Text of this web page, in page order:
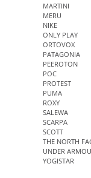
MARTINI
MERU
NIKE
ONLY PLAY
ORTOVOX
PATAGONIA
PEEROTON
POC
PROTEST
PUMA
ROXY
SALEWA
SCARPA
SCOTT
THE NORTH
UNDER
YOGISTAR